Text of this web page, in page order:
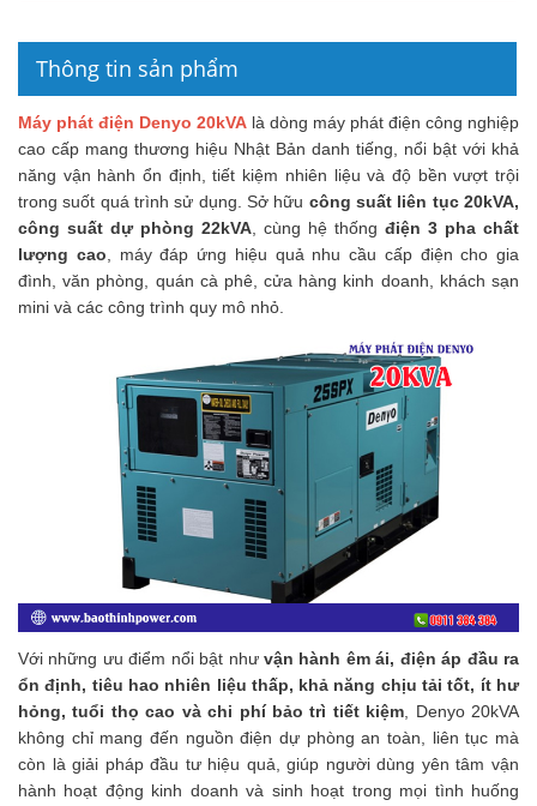
Thông tin sản phẩm
Máy phát điện Denyo 20kVA là dòng máy phát điện công nghiệp
cao cấp mang thương hiệu Nhật Bản danh tiếng, nổi bật với khả
năng vận hành ổn định, tiết kiệm nhiên liệu và độ bền vượt trội
trong suốt quá trình sử dụng. Sở hữu công suất liên tục 20kVA,
công suất dự phòng 22kVA, cùng hệ thống điện 3 pha chất
lượng cao, máy đáp ứng hiệu quả nhu cầu cấp điện cho gia
đình, văn phòng, quán cà phê, cửa hàng kinh doanh, khách sạn
mini và các công trình quy mô nhỏ.
Với những ưu điểm nổi bật như vận hành êm ái, điện áp đầu ra
ổn định, tiêu hao nhiên liệu thấp, khả năng chịu tải tốt, ít hư
hỏng, tuổi thọ cao và chi phí bảo trì tiết kiệm, Denyo 20kVA
không chỉ mang đến nguồn điện dự phòng an toàn, liên tục mà
còn là giải pháp đầu tư hiệu quả, giúp người dùng yên tâm vận
hành hoạt động kinh doanh và sinh hoạt trong mọi tình huống